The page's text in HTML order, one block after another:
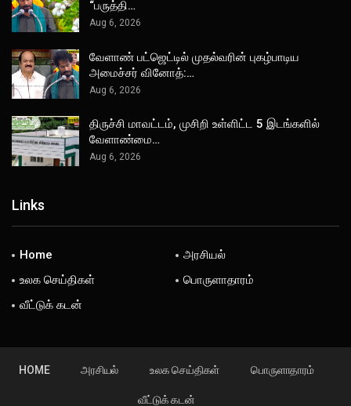
“பருத்தி…
Aug 6, 2026
வேளாண் பட்ஜெட்டில் முதல்வரின் புகழ்பாடிய
அமைச்சர் வினோத்:…
Aug 6, 2026
திருச்சி மாவட்டம், முசிறி உள்ளிட்ட 5 இடங்களில்
வேளாண்மை…
Aug 6, 2026
Links
Home
அரசியல்
உலக செய்திகள்
பொருளாதாரம்
வீட்டுக் கடன்
HOME அரசியல் உலக செய்திகள் பொருளாதாரம்
வீட்டுக் கடன்